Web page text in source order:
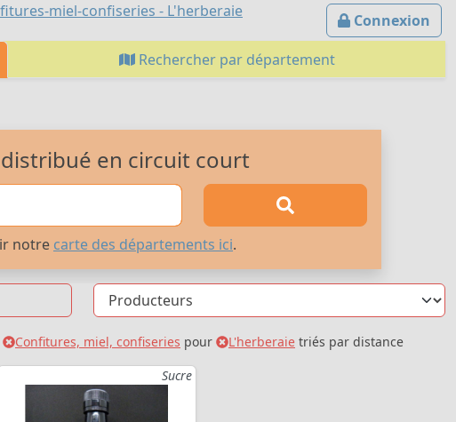
Connexion
miel-confiseries - L'herberaie
Rechercher par département
en circuit court
notre carte des départements ici.
Confitures, miel, confiseries pour L'herberaie triés par distance
Sucre